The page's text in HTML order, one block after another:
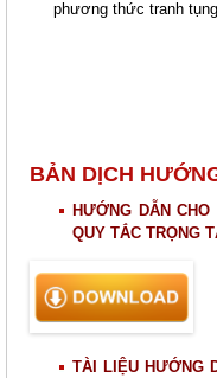
phương thức tranh
BẢN DỊCH
HƯỚNG DẪN
QUY TẮC TRỌNG
TÀI LIỆU HƯỚNG